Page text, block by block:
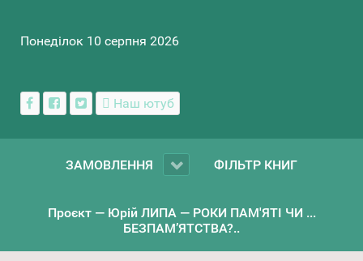
Понеділок 10 серпня 2026
Наш ютуб
ЗАМОВЛЕННЯ ФІЛЬТР КНИГ
Проєкт — Юрій ЛИПА — РОКИ ПАМ'ЯТІ ЧИ ...
БЕЗПАМ’ЯТСТВА?..